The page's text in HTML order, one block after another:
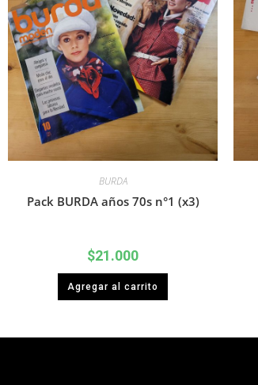
BURDA
Pack BURDA años 70s n°1 (x3)
$21.000
Agregar al carrito